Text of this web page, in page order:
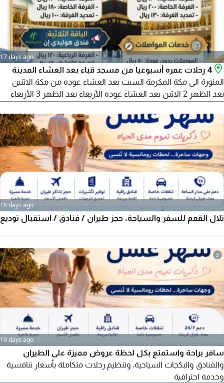
17 days ago
4 رحلات عمره أسبوعيا من مسجد قباء بعد العشاء المدينة
المنورة الى مكة المكرمة السبت بعد العشاء عوده من مكة الاثنين
بعد الظهر 2 الاثين بعد العشاء عوده الأربعاء بعد الظهر 3 الأربعاء
العشاء والعوده الجمعة بعد الصلاة أو السبت بعد الظهر أسعار
وفنادق قريبة من الحرم للحجز 2 يوم بالفندق 80 ريال بالفندق
18 days ago
تلال القمم للسفر والسياحة. حجز طيران / فنادق / استقبال توديع
3
19 days ago
سافر براحة واستمتع بكل لحظة عروض مميزة على الطيران
والفنادق والبكجات السياحية، وتنظيم رحلات متكاملة بأسعار تنافسية
وخدمة احترافية